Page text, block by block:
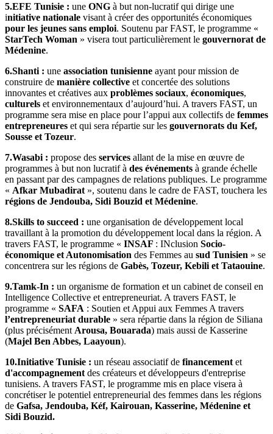
5.EFE Tunisie : une ONG à but non-lucratif qui dirige une
initiative nationale visant à créer des opportunités économiques
pour les jeunes sans emploi. Soutenu par FAST, le programme «
StarTech Woman » visera tout particulièrement le gouvernorat de
Médenine.
6.Shanti : une association tunisienne ayant pour mission de
construire de manière collective et concertée des solutions
innovantes et créatives aux problèmes sociaux, économiques,
culturels et environnementaux d’aujourd’hui. A travers FAST, un
programme sera mise en place pour l’appui aux collectifs de femmes
entrepreneures et qui sera répartie sur les gouvernorats du Kef,
Sousse et Tozeur.
7.Wasabi : propose des services allant de la mise en œuvre de
programmes à but non lucratif à des événements à grande échelle
en passant par des campagnes de relations publiques. Le programme
« Afkar Mubadirat », soutenu dans le cadre de FAST, touchera les
régions de Jendouba, Sidi Bouzid et Médenine.
8.Skills to succeed : une organisation de développement local
travaillant à la promotion du développement local dans la région. A
travers FAST, le programme « INSAF : INclusion Socio-
économique et Autonomisation des Femmes au sud Tunisien » se
concentrera sur les régions de Gabès, Tozeur, Kebili et Tataouine.
9.Tamk-In : un organisme de formation et un cabinet de conseil en
Intelligence Collective et entrepreneuriat. A travers FAST, le
programme « SAFA : Soutien et Appui aux Femmes A travers
l’entrepreneuriat durable » sera répartie dans la région de Siliana
(plus précisément Arousa, Bouarada) mais aussi de Kasserine
(Majel Ben Abbes, Laayoun).
10.Initiative Tunisie : un réseau associatif de financement et
d'accompagnement des créateurs et développeurs d'entreprise
tunisiens. A travers FAST, le programme mis en place visera à
concrétiser le potentiel entrepreneurial des femmes dans les régions
de Gafsa, Jendouba, Kéf, Kairouan, Kasserine, Médenine et
Sidi Bouzid.